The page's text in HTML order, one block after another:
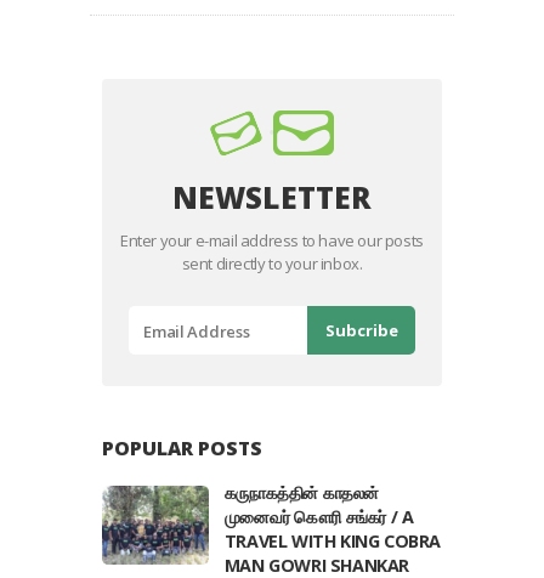
NEWSLETTER
Enter your e-mail address to have our posts
sent directly to your inbox.
POPULAR POSTS
கருநாகத்தின் காதலன்
முனைவர் கௌரி சங்கர் / A
TRAVEL WITH KING COBRA
MAN GOWRI SHANKAR